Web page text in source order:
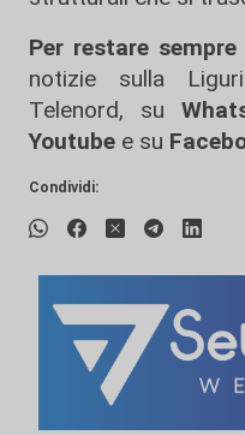
Per restare
notizie sulla
Telenord, su
Youtube e su
Condividi: